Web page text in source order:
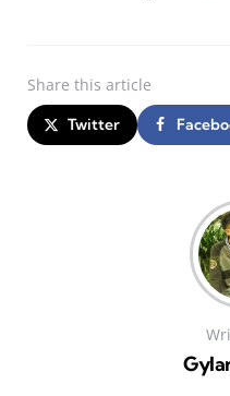
Share this article
Twitter